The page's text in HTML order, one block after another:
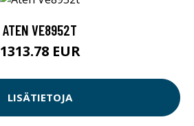
ATEN VE8952T
1313.78 EUR
LISÄTIETOJA